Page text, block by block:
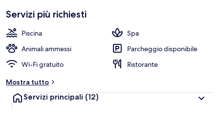
Servizi più richiesti
Piscina
Spa
Animali ammessi
Parcheggio disponibile
Wi-Fi gratuito
Ristorante
Mostra tutto
Servizi principali (12)